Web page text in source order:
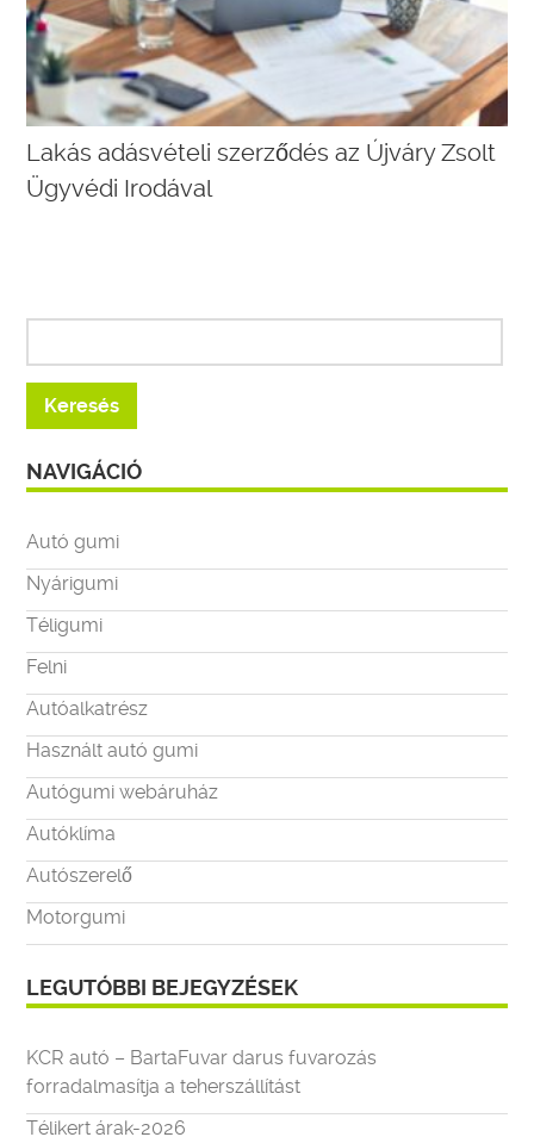
Lakás adásvételi szerződés az Újváry Zsolt
Ügyvédi Irodával
NAVIGÁCIÓ
Autó gumi
Nyárigumi
Téligumi
Felni
Autóalkatrész
Használt autó gumi
Autógumi webáruház
Autóklíma
Autószerelő
Motorgumi
LEGUTÓBBI BEJEGYZÉSEK
KCR autó – BartaFuvar darus fuvarozás
forradalmasítja a teherszállítást
Télikert árak-2026